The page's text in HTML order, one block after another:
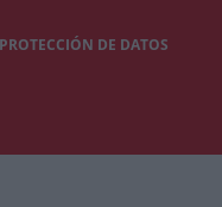
DE DATOS